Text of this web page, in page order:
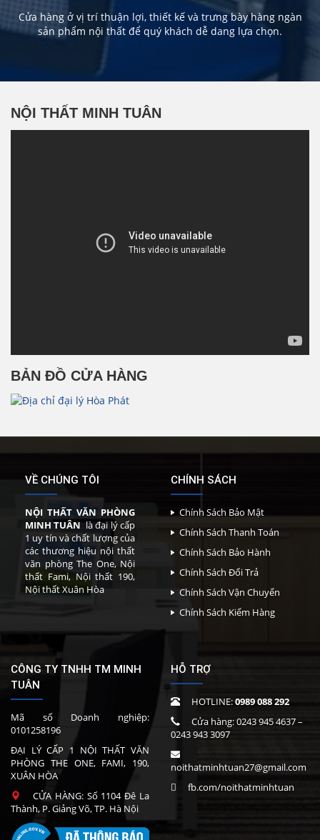
Cửa hàng ở vị trí thuận lợi, thiết kế và trưng bày hàng ngàn
sản phẩm nội thất để quý khách dễ dang lựa chọn.
NỘI THẤT MINH TUÂN
BẢN ĐỒ CỬA HÀNG
VỀ CHÚNG TÔI
NỘI THẤT VĂN PHÒNG
MINH TUÂN là đại lý cấp
1 uy tín và chất lượng của
các thương hiệu nội thất
văn phòng The One, Nội
thất Fami, Nội thất 190,
Nội thất Xuân Hòa
CHÍNH SÁCH
Chính Sách Bảo Mật
Chính Sách Thanh Toán
Chính Sách Bảo Hành
Chính Sách Đổi Trả
Chính Sách Vận Chuyển
Chính Sách Kiểm Hàng
CÔNG TY TNHH TM MINH
TUÂN
Mã số Doanh nghiệp:
0101258196
ĐẠI LÝ CẤP 1 NỘI THẤT VĂN
PHÒNG THE ONE, FAMI, 190,
XUÂN HÒA
CỬA HÀNG: Số 1104 Đê La
Thành, P. Giảng Võ, TP. Hà Nội
HỖ TRỢ
HOTLINE:0989 088 292
Cửa hàng:0243 945 4637–
0243 943 3097
noithatminhtuan27@gmail.com
fb.com/noithatminhtuan